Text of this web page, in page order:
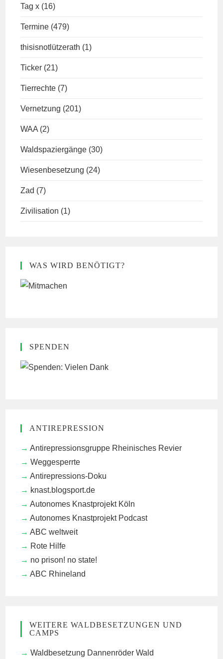
Tag x (16)
Termine (479)
thisisnotlützerath (1)
Ticker (21)
Tierrechte (7)
Vernetzung (201)
WAA (2)
Waldspaziergänge (30)
Wiesenbesetzung (24)
Zad (7)
Zivilisation (1)
WAS WIRD BENÖTIGT?
SPENDEN
ANTIREPRESSION
Antirepressionsgruppe Rheinisches Revier
Weggesperrte
Antirepressions-Doku
knast.blogsport.de
Autonomes Knastprojekt Köln
Autonomes Knastprojekt Podcast
ABC weltweit
Rote Hilfe
no prison! no state!
ABC Rhineland
WEITERE WALDBESETZUNGEN UND
CAMPS
Waldbesetzung Dannenröder Wald